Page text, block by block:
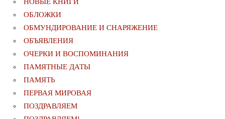
ОБЛОЖКИ
ОБМУНДИРОВАНИЕ И СНАРЯЖЕНИЕ
ОБЪЯВЛЕНИЯ
ОЧЕРКИ И ВОСПОМИНАНИЯ
ПАМЯТНЫЕ ДАТЫ
ПАМЯТЬ
ПЕРВАЯ МИРОВАЯ
ПОЗДРАВЛЯЕМ